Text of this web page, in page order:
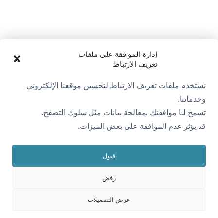
إدارة الموافقة على ملفات
تعريف الارتباط
نستخدم ملفات تعريف الارتباط لتحسين موقعنا الإلكتروني
وخدماتنا.
تسمح لنا موافقتك بمعالجة بيانات مثل سلوك التصفح.
قد يؤثر عدم الموافقة على بعض الميزات.
قبول
رفض
عرض التفضيلات